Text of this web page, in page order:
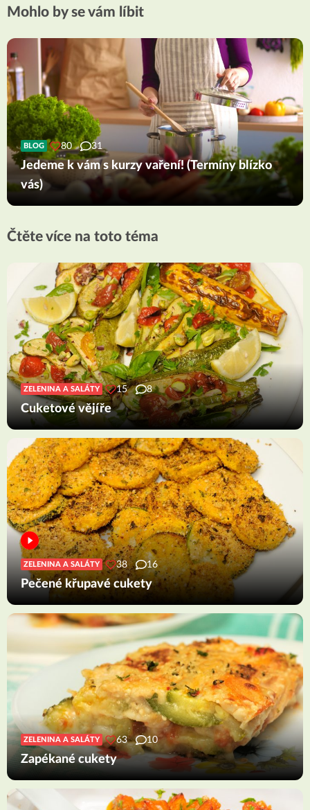
Mohlo by se vám líbit
BLOG 80 31
Jedeme k vám s kurzy vaření! (Termíny blízko
vás)
Čtěte více na toto téma
ZELENINA A SALÁTY 15 8
Cuketové vějíře
ZELENINA A SALÁTY 38 16
Pečené křupavé cukety
ZELENINA A SALÁTY 63 10
Zapékané cukety